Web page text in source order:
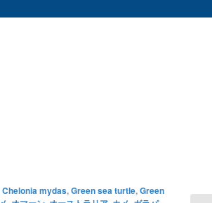
Chelonia mydas,Green sea turtle,Green